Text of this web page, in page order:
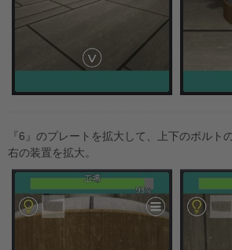
『6』のプレートを拡大して、上下のボルト
右の装置を拡大。